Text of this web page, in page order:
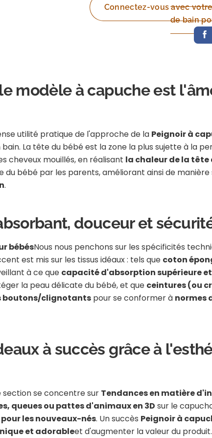
Connectez-vous avec
de bain
modèle à capuche est
utilité pratique de l'approche de la Peignoir à
La tête du bébé est la zone la plus sujette à la
cheveux mouillés, en réalisant la chaleur de la tête
du bébé par les parents, améliorant ainsi de manière
.
douceur et
bébésNous nous penchons sur les spécificités
est mis sur les tissus idéaux : tels que coton
à ce que capacité d'absorption supérieure
la peau délicate du bébé, et que ceintures (ou
boutons/clignotants pour se conformer à normes
à succès grâce à
se concentre sur Tendances en matière
queues ou pattes d'animaux en 3D sur le
les nouveaux-nés. Un succès Peignoir à
et adorableet d'augmenter la valeur du produit.